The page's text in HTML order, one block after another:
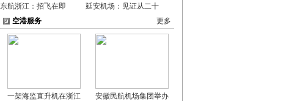
东航浙江：招飞在即
延安机场：见证从二十
空港服务
更多
一架海监直升机在浙江 安徽民航机场集团举办